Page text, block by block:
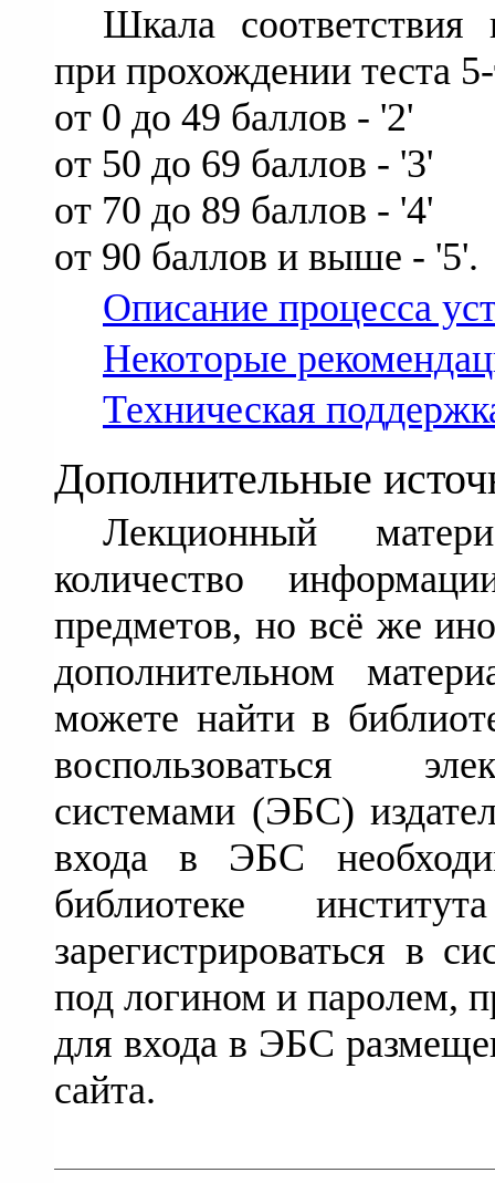
Шкала соответствия
при прохождении теста
от 0 до 49 баллов - '2'
от 50 до 69 баллов - '3'
от 70 до 89 баллов - '4'
от 90 баллов и выше - '5'.
Описание процесса
Некоторые
Техническая
Дополнительные
Лекционный
количество
предметов, но всё же
дополнительном
можете найти в
воспользоваться
системами (ЭБС)
входа в ЭБС
библиотеке
зарегистрироваться в
под логином и паролем,
для входа в ЭБС
сайта.